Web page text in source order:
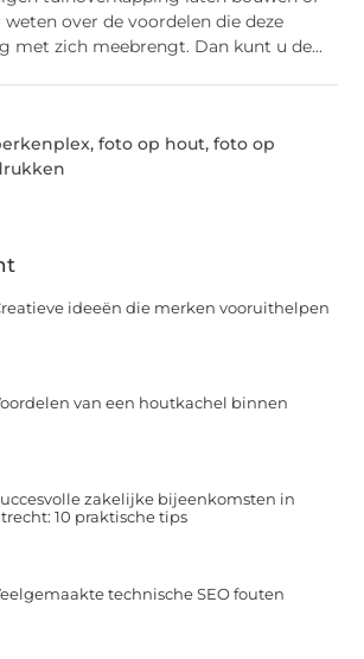
over de voordelen die deze
met zich meebrengt. Dan kunt u de...
, foto op hout, foto op
ideeën die merken vooruithelpen
van een houtkachel binnen
zakelijke bijeenkomsten in
10 praktische tips
technische SEO fouten